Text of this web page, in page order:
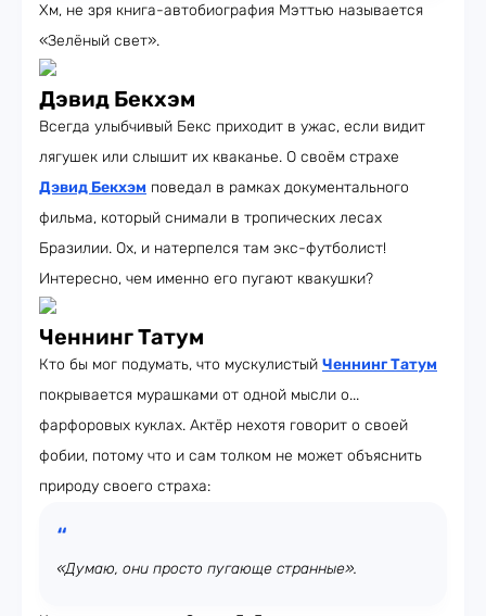
Хм, не зря книга-автобиография Мэттью называется
«Зелёный свет».
Дэвид Бекхэм
Всегда улыбчивый Бекс приходит в ужас, если видит
лягушек или слышит их кваканье. О своём страхе
Дэвид Бекхэм поведал в рамках документального
фильма, который снимали в тропических лесах
Бразилии. Ох, и натерпелся там экс-футболист!
Интересно, чем именно его пугают квакушки?
Ченнинг Татум
Кто бы мог подумать, что мускулистый Ченнинг Татум
покрывается мурашками от одной мысли о...
фарфоровых куклах. Актёр нехотя говорит о своей
фобии, потому что и сам толком не может объяснить
природу своего страха:
«Думаю, они просто пугающе странные».